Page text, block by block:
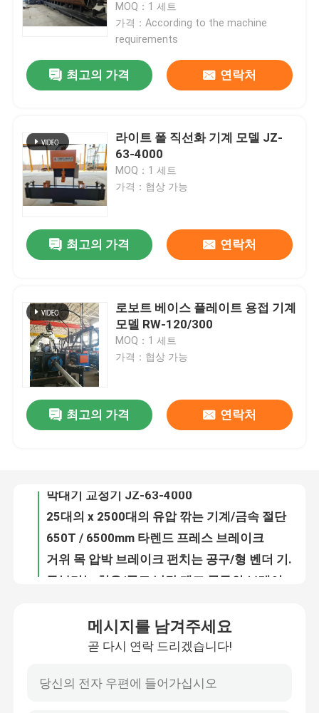
홈
제품
회사 소개
공장 견학
문의하기
MOQ：1 세트
가격：According to the machine
requirements
최고의 가격 연락처
라이트 폴 직선화 기계 모델 JZ-
63-4000
MOQ：1 세트
가격：협상 가능
최고의 가격 연락처
로보트 베이스 플레이트 용접 기계
모델 RW-120/300
MOQ：1 세트
가격：협상 가능
최고의 가격 연락처
커트 강철 플레이트 8 × 5000를 위한 믿을 수 있는 성과 유압 깎는 기계
구부리는 형은/공도 난간 제조 공구의 브레이크 장식새김을 누릅니다
20mm의 축 플런저 펌프를 가진 600mm 강철 플레이트 유압 깎는 기계
피침형 스톨 프레스 브레이크 도구
수압 압축 브레이크 툴링 다이 / 펀칭 곰팡이
메시지를 남겨주세요
곧 다시 연락 드리겠습니다!